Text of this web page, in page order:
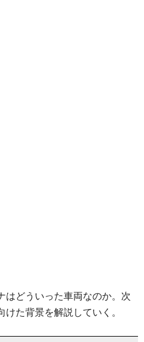
はどういった車両なのか。次
た背景を解説していく。